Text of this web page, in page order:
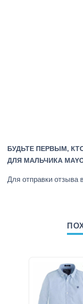
БУДЬТЕ ПЕРВЫМ,
ДЛЯ МАЛЬЧИКА
Для отправки отзыва